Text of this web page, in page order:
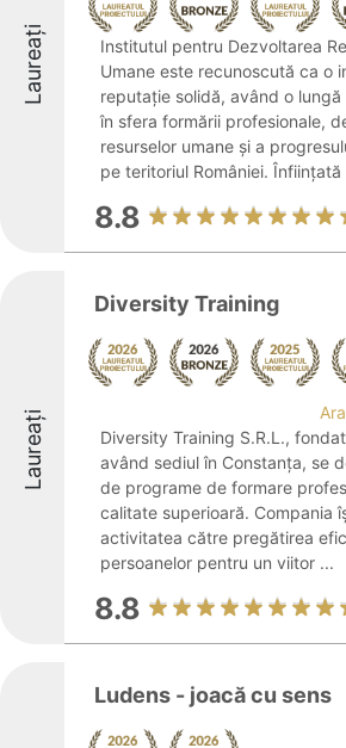
Laureați
Institutul pentru Dezvoltarea
Umane este recunoscută ca o
reputație solidă, având o
în sfera formării profesionale,
resurselor umane și a
pe teritoriul României. Înființată
8.8
Laureați
Diversity Training
Diversity Training S.R.L.,
având sediul în Constanța, se
de programe de formare
calitate superioară. Compania
activitatea către pregătirea
persoanelor pentru un viitor ...
8.8
Ludens - joacă cu sens